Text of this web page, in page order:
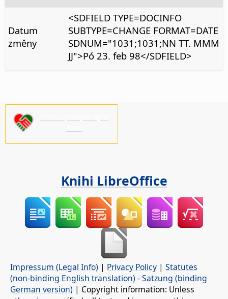
Datum
změny
<SDFIELD TYPE=DOCINFO
SUBTYPE=CHANGE FORMAT=DATE
SDNUM="1031;1031;NN TT. MMM
JJ">Pó 23. feb 98</SDFIELD>
Knihi LibreOffice
Impressum (Legal Info) | Privacy Policy | Statutes
(non-binding English translation) -Satzung (binding
German version) | Copyright information: Unless